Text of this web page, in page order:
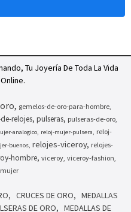
Tu Joyería De Toda La Vida
gemelos-de-oro-para-hombre
relojes pulseras pulseras-de-oro
analogico reloj-mujer-pulsera
reloj-
buenos relojes-viceroy relojes-
hombre viceroy viceroy-fashion
CRUCES DE ORO
MEDALLAS
DE ORO MEDALLAS DE